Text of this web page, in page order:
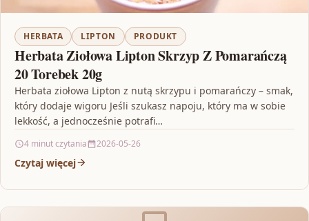
HERBATA LIPTON PRODUKT
Herbata Ziołowa Lipton Skrzyp Z Pomarańczą
20 Torebek 20g
Herbata ziołowa Lipton z nutą skrzypu i pomarańczy – smak,
który dodaje wigoru Jeśli szukasz napoju, który ma w sobie
lekkość, a jednocześnie potrafi…
4 minut czytania 2026-05-26
Czytaj więcej